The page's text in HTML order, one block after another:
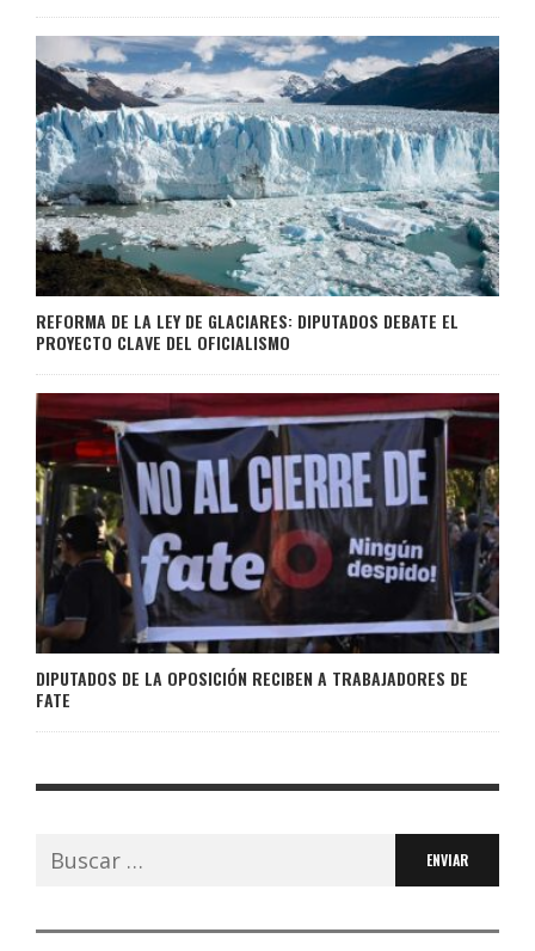
REFORMA DE LA LEY DE GLACIARES: DIPUTADOS DEBATE EL
PROYECTO CLAVE DEL OFICIALISMO
DIPUTADOS DE LA OPOSICIÓN RECIBEN A TRABAJADORES DE
FATE
Buscar: